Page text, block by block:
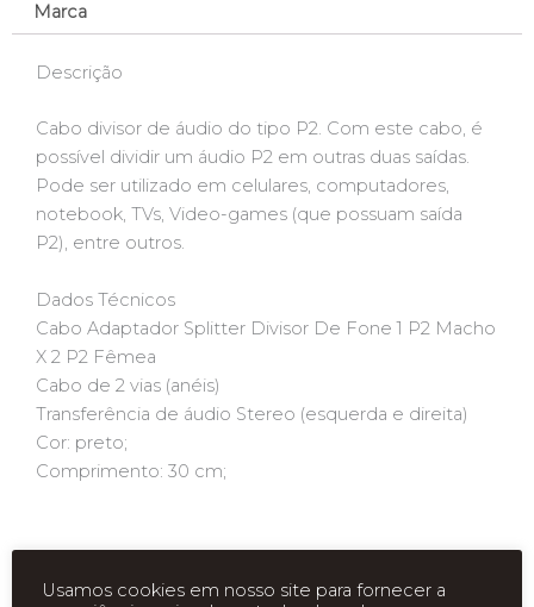
Marca
Descrição
Cabo divisor de áudio do tipo P2. Com este cabo, é
possível dividir um áudio P2 em outras duas saídas.
Pode ser utilizado em celulares, computadores,
notebook, TVs, Video-games (que possuam saída
P2), entre outros.
Dados Técnicos
Cabo Adaptador Splitter Divisor De Fone 1 P2 Macho
X 2 P2 Fêmea
Cabo de 2 vias (anéis)
Transferência de áudio Stereo (esquerda e direita)
Cor: preto;
Comprimento: 30 cm;
Usamos cookies em nosso site para fornecer a